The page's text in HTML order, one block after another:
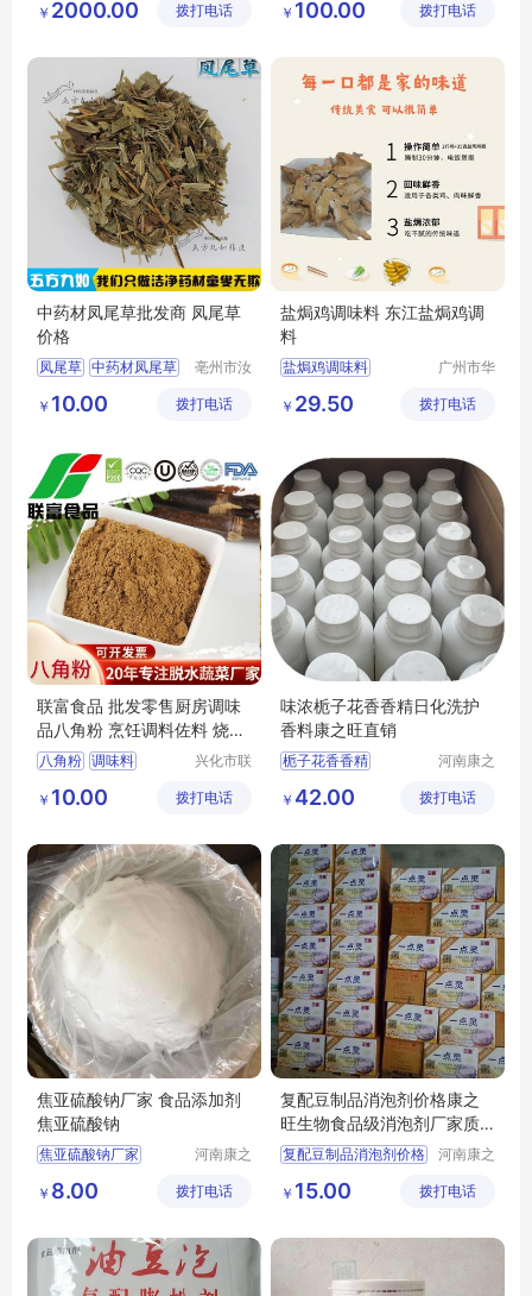
果葡糖浆厂家
公司
￥ 2000.00 拨打电话
技术有限
￥ 100.00 拨打电话
中药材凤尾草批发商 凤尾草
价格
凤尾草 中药材凤尾草
凤尾草批发商
亳州市汝
有限公司
￥ 10.00 拨打电话
盐焗鸡调味料 东江盐焗鸡调
料
盐焗鸡调味料
广州市华
技有限公
￥ 29.50 拨打电话
联富食品 批发零售厨房调味
品八角粉 烹饪调料佐料 烧烤
食品调味料
八角粉 调味料
厨房调味品
兴化市联
限公司
￥ 10.00 拨打电话
味浓栀子花香香精日化洗护
香料康之旺直销
栀子花香香精
河南康之
技有限公
￥ 42.00 拨打电话
焦亚硫酸钠厂家 食品添加剂
焦亚硫酸钠
焦亚硫酸钠厂家
河南康之
技有限公
￥ 8.00 拨打电话
复配豆制品消泡剂价格康之
旺生物食品级消泡剂厂家质
量保证
复配豆制品消泡剂价格
河南康之
技有限公
￥ 15.00 拨打电话